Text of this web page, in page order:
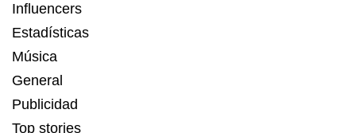
Influencers
Estadísticas
Música
General
Publicidad
Top stories